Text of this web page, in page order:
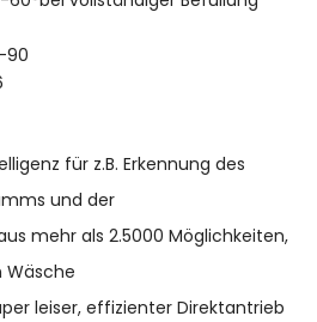
90
für z.B. Erkennung des
und der
mehr als 2.5000 Möglichkeiten,
Wäsche
leiser, effizienter Direktantrieb